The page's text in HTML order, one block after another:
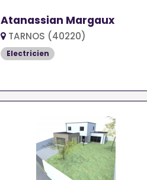
Atanassian Margaux
TARNOS (40220)
Electricien